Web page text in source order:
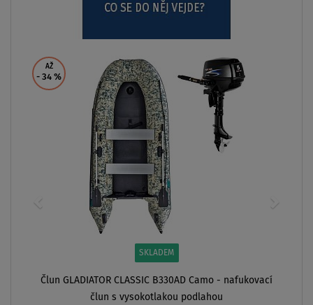
AŽ
- 34 %
SKLADEM
Člun GLADIATOR CLASSIC B330AD Camo - nafukovací
člun s vysokotlakou podlahou